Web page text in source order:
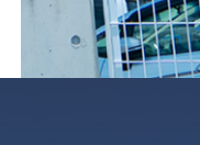
2026.04.01